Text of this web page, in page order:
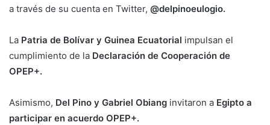
a través de su cuenta en Twitter, @delpinoeulogio.
La Patria de Bolívar y Guinea Ecuatorial impulsan el
cumplimiento de la Declaración de Cooperación de
OPEP+.
Asimismo, Del Pino y Gabriel Obiang invitaron a Egipto a
participar en acuerdo OPEP+.